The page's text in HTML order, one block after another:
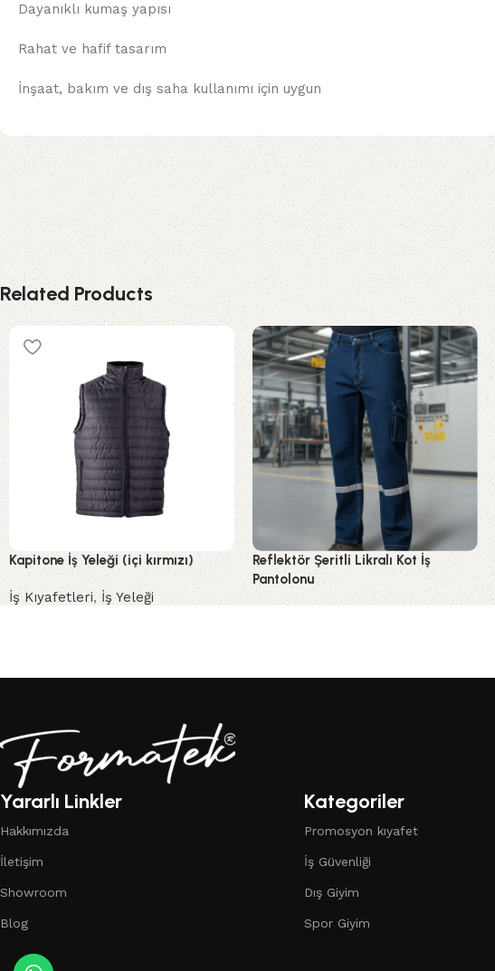
Dayanıklı kumaş yapısı
Rahat ve hafif tasarım
İnşaat, bakım ve dış saha kullanımı için uygun
Related Products
Kapitone İş Yeleği (içi kırmızı)
İş Kıyafetleri,İş Yeleği
Reflektör Şeritli Likralı Kot İş
Pantolonu
Yararlı Linkler
Hakkımızda
İletişim
Showroom
Blog
Kategoriler
Promosyon kıyafet
İş Güvenliği
Dış Giyim
Spor Giyim